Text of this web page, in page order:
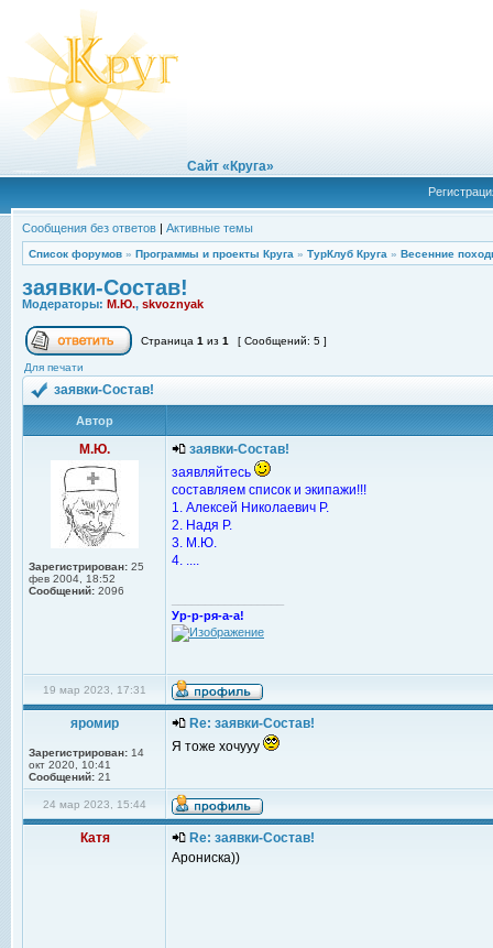
Сайт «Круга»
Сообщения без ответов | Активные темы
Список форумов » Программы и проекты Круга » ТурКлуб Круга » Весенние
заявки-Состав!
Модераторы: М.Ю., skvoznyak
Страница 1 из 1 [ Сообщений: 5 ]
Для печати
заявки-Состав!
Автор
М.Ю.
Зарегистрирован: 25
фев 2004, 18:52
Сообщений: 2096
заявки-Состав!
заявляйтесь
составляем список и экипажи!!!
1. Алексей Николаевич Р.
2. Надя Р.
3. М.Ю.
4. ....
Ур-р-ря-а-а!
19 мар 2023, 17:31
яромир
Зарегистрирован: 14
окт 2020, 10:41
Сообщений: 21
Re: заявки-Состав!
Я тоже хочууу
24 мар 2023, 15:44
Катя
Re: заявки-Состав!
Арониска))